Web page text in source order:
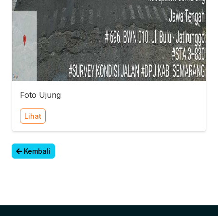
Foto Ujung
Lihat
Kembali